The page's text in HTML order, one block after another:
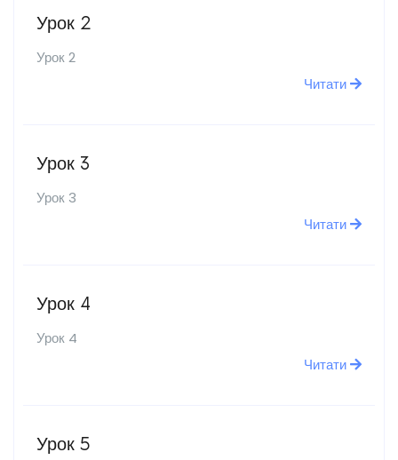
Урок 2
Урок 2
Читати
Урок 3
Урок 3
Читати
Урок 4
Урок 4
Читати
Урок 5